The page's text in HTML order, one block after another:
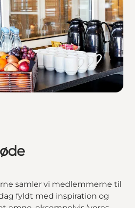
samler vi medlemmerne til
fyldt med inspiration og